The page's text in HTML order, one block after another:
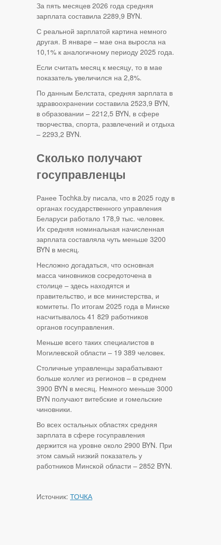
За пять месяцев 2026 года средняя
зарплата составила 2289,9 BYN.
С реальной зарплатой картина немного
другая. В январе – мае она выросла на
10,1% к аналогичному периоду 2025 года.
Если считать месяц к месяцу, то в мае
показатель увеличился на 2,8%.
По данным Белстата, средняя зарплата в
здравоохранении составила 2523,9 BYN,
в образовании – 2212,5 BYN, в сфере
творчества, спорта, развлечений и отдыха
– 2293,2 BYN.
Сколько получают
госуправленцы
Ранее Tochka.by писала, что в 2025 году в
органах государственного управления
Беларуси работало 178,9 тыс. человек.
Их средняя номинальная начисленная
зарплата составляла чуть меньше 3200
BYN в месяц.
Несложно догадаться, что основная
масса чиновников сосредоточена в
столице – здесь находятся и
правительство, и все министерства, и
комитеты. По итогам 2025 года в Минске
насчитывалось 41 829 работников
органов госуправления.
Меньше всего таких специалистов в
Могилевской области – 19 389 человек.
Столичные управленцы зарабатывают
больше коллег из регионов – в среднем
3900 BYN в месяц. Немного меньше 3000
BYN получают витебские и гомельские
чиновники.
Во всех остальных областях средняя
зарплата в сфере госуправления
держится на уровне около 2900 BYN. При
этом самый низкий показатель у
работников Минской области – 2852 BYN.
Источник: ТОЧКА